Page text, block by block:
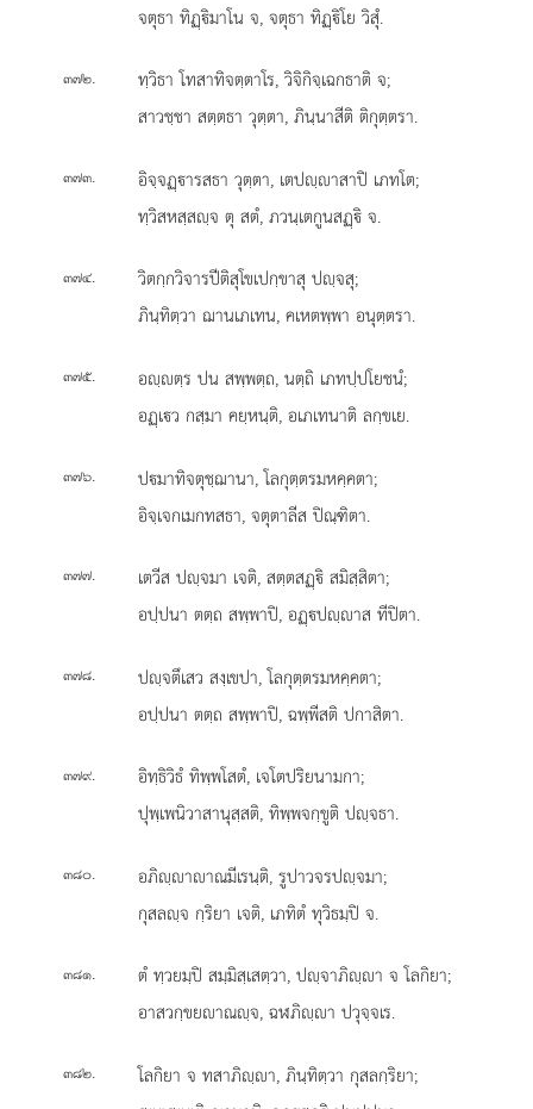
จตุธา ทิฏฺิมาโน จ, จตุธา ทิฏฺิโย วิสุํ.
๓๗๒.
ทฺวิธา โทสาทิจตฺตาโร, วิจิกิจฺเฉกธาติ จ;
สาวชฺชา สตฺตธา วุตฺตา, ภินฺนาสีติ ติกุตฺตรา.
๓๗๓. อิจฺจฏฺารสธา วุตฺตา, เตปฺาสาปิ เภทโต;
ทฺวิสหสฺสฺจ ตุ สตํ, ภวนฺเตกูนสฏฺิ จ.
๓๗๔.
วิตกฺกวิจารปีติสุโขเปกฺขาสุ ปฺจสุ;
ภินฺทิตฺวา ฌานเภเทน, คเหตพฺพา อนุตฺตรา.
๓๗๕.
อฺตฺร ปน สพฺพตฺถ, นตฺถิ เภทปฺปโยชนํ;
อฏฺเว กสฺมา คยฺหนฺติ, อเภเทนาติ ลกฺขเย.
๓๗๖.
ปมาทิจตุชฺฌานา, โลกุตฺตรมหคฺคตา;
อิจฺเจกเมกทสธา, จตุตาลีส ปิณฺฑิตา.
๓๗๗.
เตวีส ปฺจมา เจติ, สตฺตสฏฺิ สมิสฺสิตา;
อปฺปนา ตตฺถ สพฺพาปิ, อฏฺปฺาส ทีปิตา.
๓๗๘. ปฺจตึเสว สงฺเขปา, โลกุตฺตรมหคฺคตา;
อปฺปนา ตตฺถ สพฺพาปิ, ฉพฺพีสติ ปกาสิตา.
๓๗๙.
อิทฺธิวิธํ ทิพฺพโสตํ, เจโตปริยนามกา;
ปุพฺเพนิวาสานุสฺสติ, ทิพฺพจกฺขูติ ปฺจธา.
๓๘๐.
อภิฺาาณมีเรนฺติ, รูปาวจรปฺจมา;
กุสลฺจ กฺริยา เจติ, เภทิตํ ทุวิธมฺปิ จ.
๓๘๑.
ตํ ทฺวยมฺปิ สมฺมิสฺเสตฺวา, ปฺจาภิฺา จ โลกิยา;
อาสวกฺขยาณฺจ, ฉฬภิฺา ปวุจฺจเร.
๓๘๒.
โลกิยา จ ทสาภิฺา, ภินฺทิตฺวา กุสลกฺริยา;